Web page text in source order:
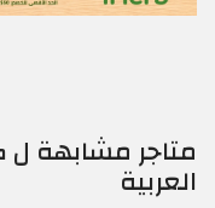
متاجر مشابهة ل
العربية